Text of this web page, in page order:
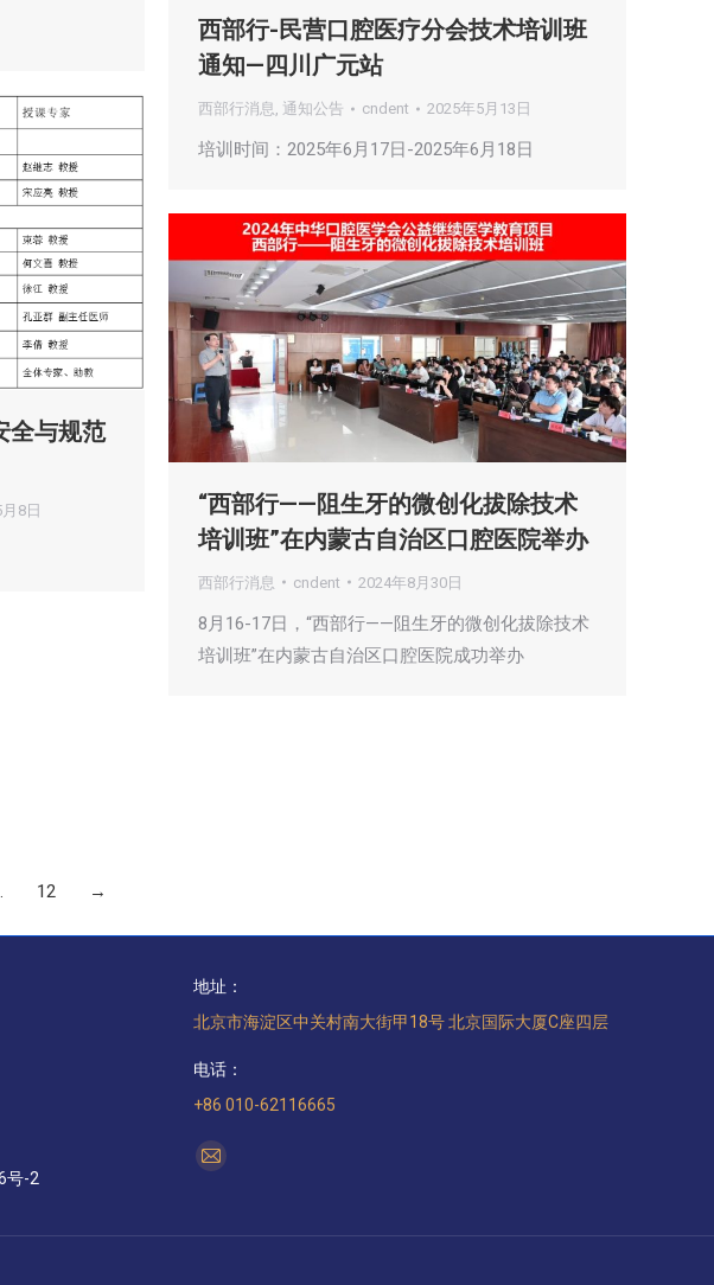
西部行-民营口腔医疗分会技术培训班
通知—四川广元站
西部行消息, 通知公告 cndent 2025年5月13日
培训时间：2025年6月17日-2025年6月18日
全与规范
8日
“西部行——阻生牙的微创化拔除技术
培训班”在内蒙古自治区口腔医院举办
西部行消息 cndent 2024年8月30日
8月16-17日，“西部行——阻生牙的微创化拔除技术
培训班”在内蒙古自治区口腔医院成功举办
12 →
号-2
地址：
北京市海淀区中关村南大街甲18号 北京国际大厦C座四层
电话：
+86 010-62116665
找到我们：
Mail
opens